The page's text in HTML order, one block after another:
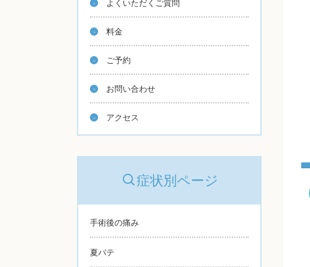
よくいただくご質問
料金
ご予約
お問い合わせ
アクセス
症状別ページ
手術後の痛み
夏バテ